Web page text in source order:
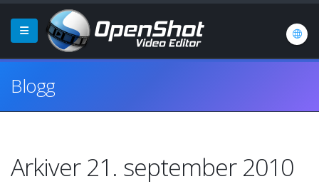
Blogg
Arkiver 21. september 2010